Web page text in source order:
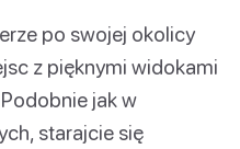
po swojej okolicy
z pięknymi widokami
jak w
starajcie się